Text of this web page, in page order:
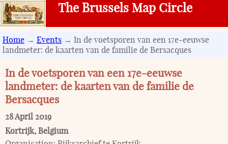
The Brussels Map Circle
Home → Events → In de voetsporen van een 17e-eeuwse
landmeter: de kaarten van de familie de Bersacques
In de voetsporen van een 17e-eeuwse
landmeter: de kaarten van de familie de
Bersacques
28 April 2019
Kortrijk, Belgium